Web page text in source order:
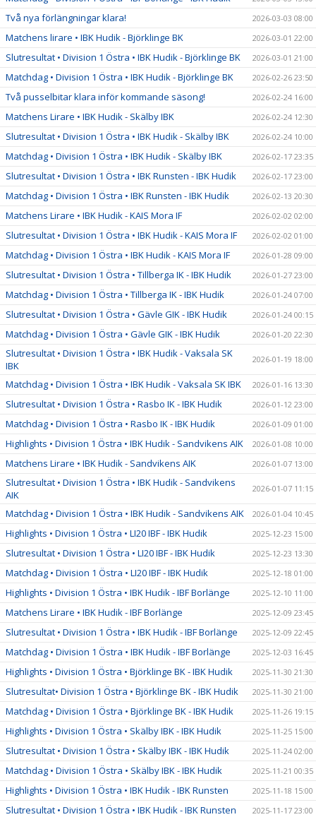
Två nya förlängningar klara! 2026-03-03 08:00
Matchens lirare • IBK Hudik - Björklinge BK 2026-03-01 22:00
Slutresultat • Division 1 Östra • IBK Hudik - Björklinge BK 2026-03-01 21:00
Matchdag • Division 1 Östra • IBK Hudik - Björklinge BK 2026-02-26 23:50
Två pusselbitar klara inför kommande säsong! 2026-02-24 16:00
Matchens Lirare • IBK Hudik - Skälby IBK 2026-02-24 12:30
Slutresultat • Division 1 Östra • IBK Hudik - Skälby IBK 2026-02-24 10:00
Matchdag • Division 1 Östra • IBK Hudik - Skälby IBK 2026-02-17 23:35
Slutresultat • Division 1 Östra • IBK Runsten - IBK Hudik 2026-02-17 23:00
Matchdag • Division 1 Östra • IBK Runsten - IBK Hudik 2026-02-13 20:30
Matchens Lirare • IBK Hudik - KAIS Mora IF 2026-02-02 02:00
Slutresultat • Division 1 Östra • IBK Hudik - KAIS Mora IF 2026-02-02 01:00
Matchdag • Division 1 Östra • IBK Hudik - KAIS Mora IF 2026-01-28 09:00
Slutresultat • Division 1 Östra • Tillberga IK - IBK Hudik 2026-01-27 23:00
Matchdag • Division 1 Östra • Tillberga IK - IBK Hudik 2026-01-24 07:00
Slutresultat • Division 1 Östra • Gävle GIK - IBK Hudik 2026-01-24 00:15
Matchdag • Division 1 Östra • Gävle GIK - IBK Hudik 2026-01-20 22:30
Slutresultat • Division 1 Östra • IBK Hudik - Vaksala SK
IBK
2026-01-19 18:00
Matchdag • Division 1 Östra • IBK Hudik - Vaksala SK IBK 2026-01-16 13:30
Slutresultat • Division 1 Östra • Rasbo IK - IBK Hudik 2026-01-12 23:00
Matchdag • Division 1 Östra • Rasbo IK - IBK Hudik 2026-01-09 01:00
Highlights • Division 1 Östra • IBK Hudik - Sandvikens AIK 2026-01-08 10:00
Matchens Lirare • IBK Hudik - Sandvikens AIK 2026-01-07 13:00
Slutresultat • Division 1 Östra • IBK Hudik - Sandvikens
AIK
2026-01-07 11:15
Matchdag • Division 1 Östra • IBK Hudik - Sandvikens AIK 2026-01-04 10:45
Highlights • Division 1 Östra • LI20 IBF - IBK Hudik 2025-12-23 15:00
Slutresultat • Division 1 Östra • LI20 IBF - IBK Hudik 2025-12-23 13:30
Matchdag • Division 1 Östra • LI20 IBF - IBK Hudik 2025-12-18 01:00
Highlights • Division 1 Östra • IBK Hudik - IBF Borlänge 2025-12-10 11:00
Matchens Lirare • IBK Hudik - IBF Borlänge 2025-12-09 23:45
Slutresultat • Division 1 Östra • IBK Hudik - IBF Borlänge 2025-12-09 22:45
Matchdag • Division 1 Östra • IBK Hudik - IBF Borlänge 2025-12-03 16:45
Highlights • Division 1 Östra • Björklinge BK - IBK Hudik 2025-11-30 21:30
Slutresultat• Division 1 Östra • Björklinge BK - IBK Hudik 2025-11-30 21:00
Matchdag • Division 1 Östra • Björklinge BK - IBK Hudik 2025-11-26 19:15
Highlights • Division 1 Östra • Skälby IBK - IBK Hudik 2025-11-25 15:00
Slutresultat • Division 1 Östra • Skälby IBK - IBK Hudik 2025-11-24 02:00
Matchdag • Division 1 Östra • Skälby IBK - IBK Hudik 2025-11-21 00:35
Highlights • Division 1 Östra • IBK Hudik - IBK Runsten 2025-11-18 15:00
Slutresultat • Division 1 Östra • IBK Hudik - IBK Runsten 2025-11-17 23:00